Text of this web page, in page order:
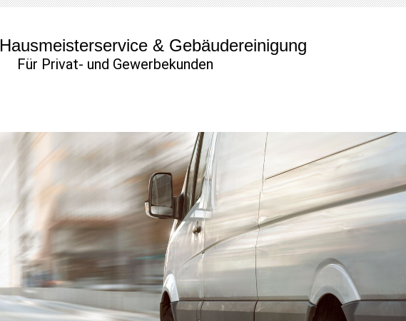
Hausmeisterservice & Gebäudereinigung
Für Privat- und Gewerbekunden